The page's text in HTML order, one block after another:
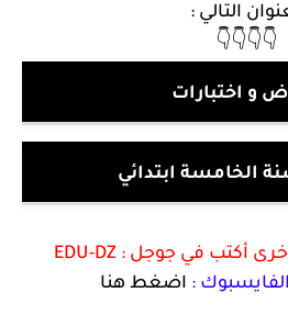
التالي :
👇👇👇👇
و اختبارات
الخامسة ابتدائي
أخرى أكتب في جوجل : EDU-DZ
: اضغط هنا